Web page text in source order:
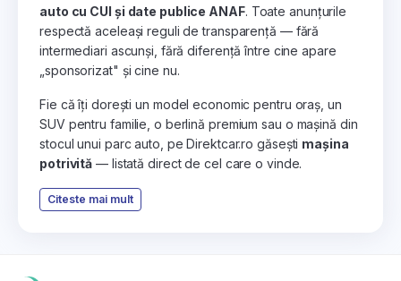
auto cu CUI și date publice ANAF. Toate anunțurile
respectă aceleași reguli de transparență — fără
intermediari ascunși, fără diferență între cine apare
„sponsorizat" și cine nu.
Fie că îți dorești un model economic pentru oraș, un
SUV pentru familie, o berlină premium sau o mașină din
stocul unui parc auto, pe Direktcar.ro găsești mașina
potrivită — listată direct de cel care o vinde.
Citeste mai mult